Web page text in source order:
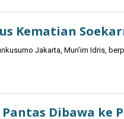
Kematian
Jakarta, Mun’im Idris,
Dibawa ke